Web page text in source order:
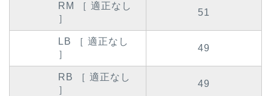
RM ［ 適正なし
］
51
LB ［ 適正なし
］
49
RB ［ 適正なし
］
49